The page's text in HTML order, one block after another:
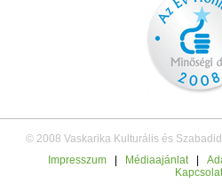
© 2008 Vaskarika Kulturális és
Impresszum
Médiaajánlat
Kapcsolat